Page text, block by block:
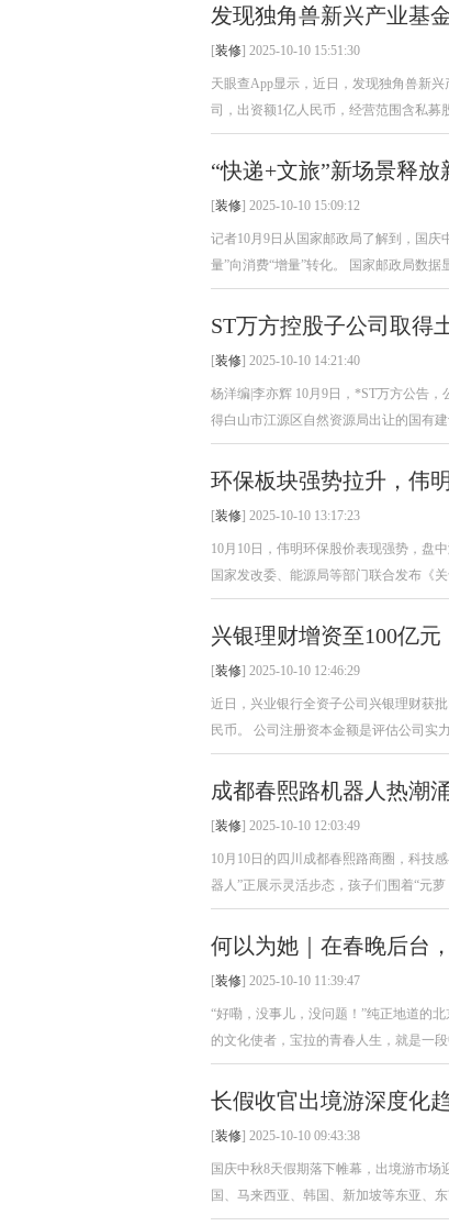
发现独角兽新兴产业基
[装修] 2025-10-10 15:51:30
天眼查App显示，近日，发现独角兽新
司，出资额1亿人民币，经营范围含私募
“快递+文旅”新场景释放
[装修] 2025-10-10 15:09:12
记者10月9日从国家邮政局了解到，国庆
量”向消费“增量”转化。 国家邮政局数
ST万方控股子公司取得
[装修] 2025-10-10 14:21:40
杨洋编|李亦辉 10月9日，*ST万方公告
得白山市江源区自然资源局出让的国有
环保板块强势拉升，伟
[装修] 2025-10-10 13:17:23
10月10日，伟明环保股价表现强势，盘
国家发改委、能源局等部门联合发布《
兴银理财增资至100亿元
[装修] 2025-10-10 12:46:29
近日，兴业银行全资子公司兴银理财获
民币。 公司注册资本金额是评估公司实
成都春熙路机器人热潮
[装修] 2025-10-10 12:03:49
10月10日的四川成都春熙路商圈，科技
器人”正展示灵活步态，孩子们围着“元
何以为她｜在春晚后台
[装修] 2025-10-10 11:39:47
“好嘞，没事儿，没问题！”纯正地道的
的文化使者，宝拉的青春人生，就是一
长假收官出境游深度化
[装修] 2025-10-10 09:43:38
国庆中秋8天假期落下帷幕，出境游市
国、马来西亚、韩国、新加坡等东亚、